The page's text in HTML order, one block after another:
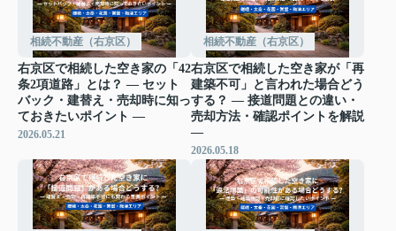
相続不動産（右京区）
右京区で相続した空き家の「42
条2項道路」とは？ ― セット
バック・建替え・売却時に知っ
ておきたいポイント ―
2026.05.21
相続不動産（右京区）
右京区で相続した空き家が「再
建築不可」と言われた場合どう
する？ ― 接道問題との違い・
売却方法・確認ポイントを解説
―
2026.05.18